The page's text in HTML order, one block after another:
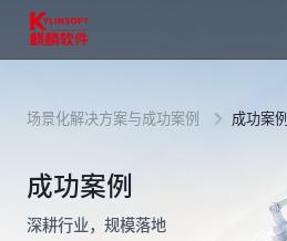
场景化解决方案与成功案例 成功案例
成功案例
深耕行业，规模落地